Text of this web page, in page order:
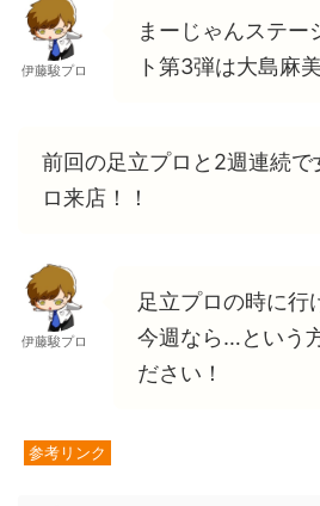
伊藤駿プロ
まーじゃんステー
ト第3弾は大島麻
前回の足立プロと2週連続で
ロ来店！！
伊藤駿プロ
足立プロの時に行
今週なら…という
ださい！
参考リンク